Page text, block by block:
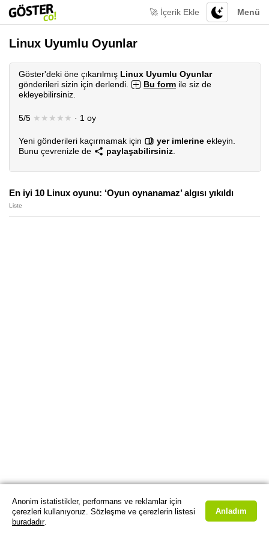
Menü
🚀 İçerik Ekle
Linux Uyumlu Oyunlar
Göster'deki öne çıkarılmış Linux Uyumlu Oyunlar
gönderileri sizin için derlendi.
Bu form ile siz de
ekleyebilirsiniz.
5/5 ★★★★★ · 1 oy
Yeni gönderileri kaçırmamak için yer imlerine ekleyin.
Bunu çevrenizle de
paylaşabilirsiniz
En iyi 10 Linux oyunu: ‘Oyun oynanamaz’ algısı yıkıldı
Liste
Anonim istatistikler, performans ve reklamlar için
çerezleri kullanıyoruz. Sözleşme ve çerezlerin listesi
buradadır.
Anladım